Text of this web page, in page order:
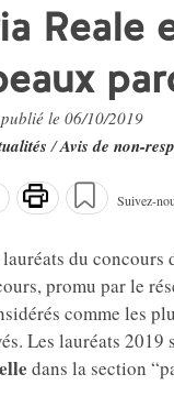
Reale
le 06/10/2019
/Avis de non-
Suivez-
du concours
promu par le
comme les
Les lauréats 2019
dans la section